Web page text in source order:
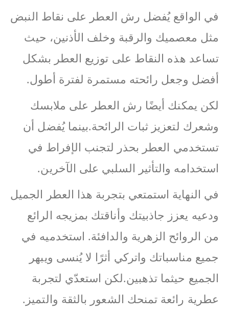
في الواقع يُفضل رش العطر على نقاط النبض
مثل معصميك والرقبة وخلف الأذنين، حيث
تساعد هذه النقاط على توزيع العطر بشكل
أفضل وجعل رائحته مستمرة لفترة أطول.
لكن يمكنك أيضًا رش العطر على ملابسك
وشعرك لتعزيز ثبات الرائحة.بينما يُفضل أن
تستخدمي العطر بحذر لتجنب الإفراط في
استخدامه والتأثير السلبي على الآخرين.
في النهاية استمتعي بتجربة هذا العطر الجميل
ودعيه يعزز جاذبيتك وأناقتك بمزيجه الرائع
من الروائح الزهرية والدافئة. استخدميه في
جميع مناسباتك واتركي أثرًا لا يُنسى ويبهر
الجميع حيثما تذهبين.لكن استعدّي لتجربة
عطرية رائعة تمنحك الشعور بالثقة والتميز.